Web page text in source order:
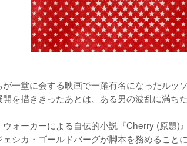
一堂に会する映画で一躍有名になったルッ
を描ききったあとは、ある男の波乱に満ち
ォーカーによる自伝的小説『Cherry (原題)
シカ・ゴールドバーグが脚本を務めることに